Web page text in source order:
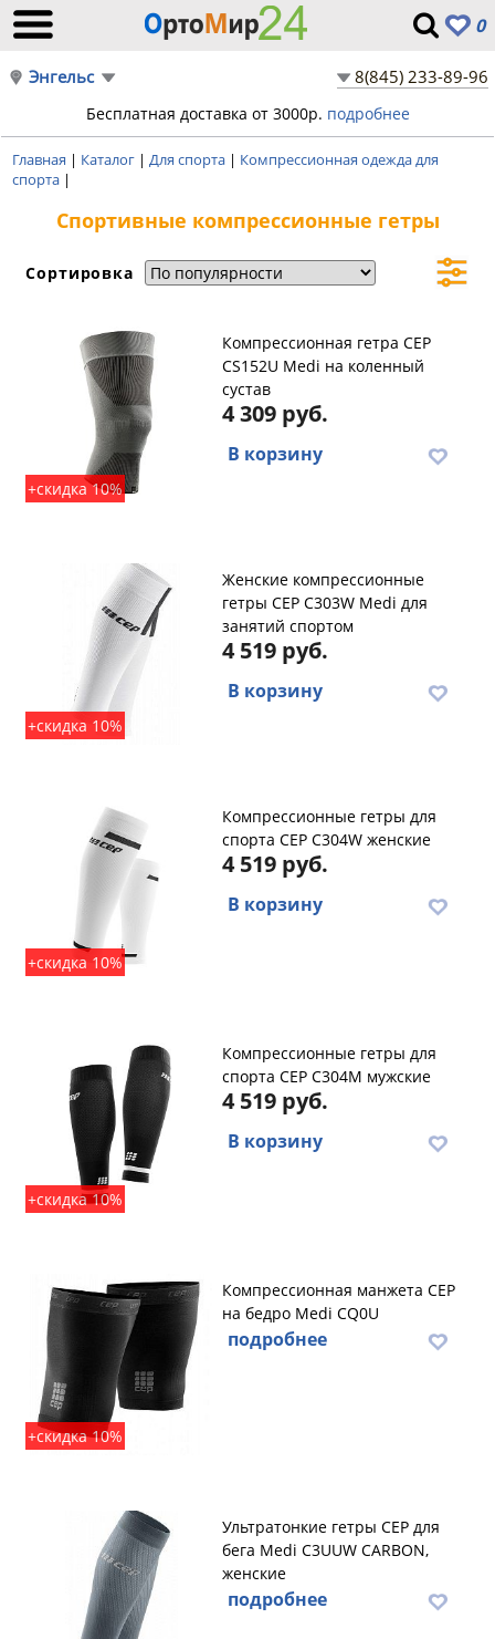
0
Энгельс 8(845) 233-89-96
Бесплатная доставка от 3000р. подробнее
Главная | Каталог | Для спорта | Компрессионная одежда для
спорта |
Спортивные компрессионные гетры
Сортировка
+скидка 10%
Компрессионная гетра CEP
CS152U Medi на коленный
сустав
4 309 руб.
В корзину
+скидка 10%
Женские компрессионные
гетры CEP C303W Medi для
занятий спортом
4 519 руб.
В корзину
+скидка 10%
Компрессионные гетры для
спорта CEP C304W женские
4 519 руб.
В корзину
+скидка 10%
Компрессионные гетры для
спорта CEP C304M мужские
4 519 руб.
В корзину
+скидка 10%
Компрессионная манжета CEP
на бедро Medi CQ0U
подробнее
Ультратонкие гетры CEP для
бега Medi C3UUW CARBON,
женские
подробнее